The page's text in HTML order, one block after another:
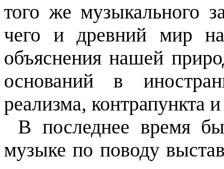
того же музыкального
чего и древний мир
объяснения нашей
оснований в
реализма, контрапункта
В последнее время
музыке по поводу